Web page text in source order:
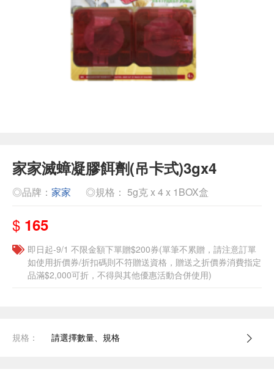
家家滅蟑凝膠餌劑(吊卡式)3gx4
◎品牌： 家家 ◎規格： 5g克 x 4 x 1BOX盒
$ 165
即日起-9/1 不限金額下單贈$200券(單筆不累贈，請注意訂單
如使用折價券/折扣碼則不符贈送資格，贈送之折價券消費指定
品滿$2,000可折，不得與其他優惠活動合併使用)
規格： 請選擇數量、規格